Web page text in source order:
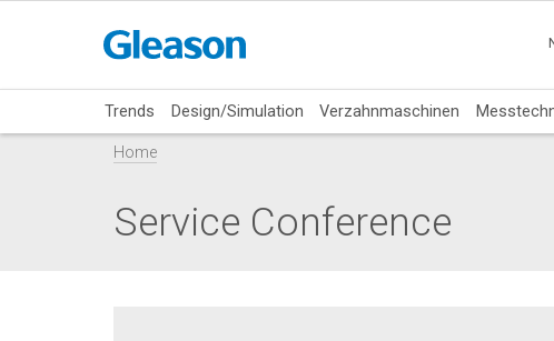
Trends Design/Simulation Verzahnmaschinen
Home
Service Conference